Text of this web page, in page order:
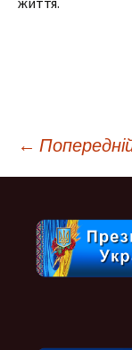
по
запису
←